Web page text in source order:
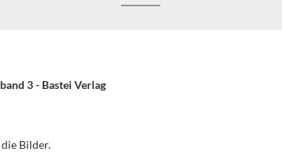
3 - Bastei Verlag
Bilder.